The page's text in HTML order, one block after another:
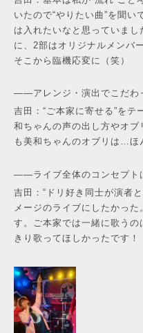
いたので“やりたい曲”を聞
は入れたいなと思っていま
に、2部はオリジナルメンバ
そこから臨機応変に（笑）
——アレンジ・演出でこだわ
吉田：“ご本家に寄せる”をテ
和ちゃんの声の出し方やオ
も美和ちゃんのオブリは…ほ
——ライブ全体のコンセプト
吉田：“ドリ好き同士が演者
メージのライブにしたかっ
す。ご本家では一緒に歌う
きり歌ってほしかったです！